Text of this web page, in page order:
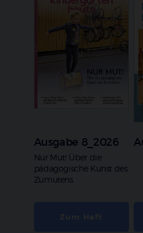
Ausgabe 8_2026
:
Nur Mut! Über die
pädagogische Kunst des
Zumutens